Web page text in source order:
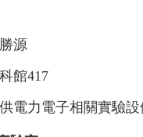
源
館417
電力電子相關實驗設